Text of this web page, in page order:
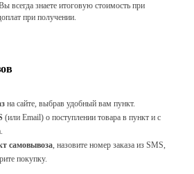
всегда знаете итоговую стоимость при
при получении.
на сайте, выбрав удобный вам пункт.
(или Email) о поступлении товара в пункт и с
самовывоза, назовите номер заказа из SMS,
покупку.